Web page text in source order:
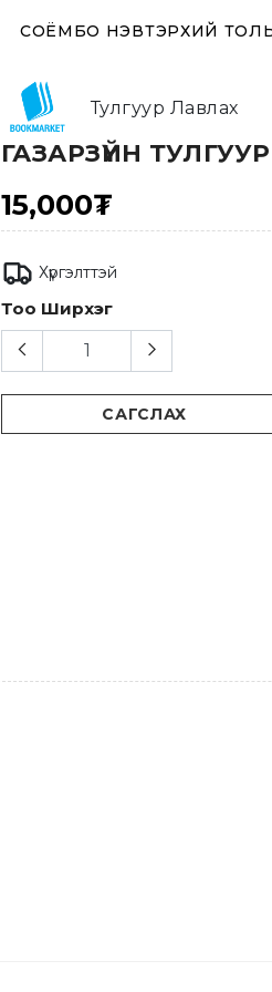
СОЁМБО НЭВТЭРХИЙ
Тулгуур Лавлах
ГАЗАРЗҮЙН
15,000₮
Хүргэлттэй
Тоо Ширхэг
САГСЛАХ